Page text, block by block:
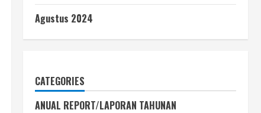
Agustus 2024
CATEGORIES
ANUAL REPORT/LAPORAN TAHUNAN